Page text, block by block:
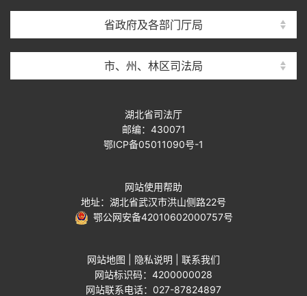
省政府及各部门厅局
市、州、林区司法局
湖北省司法厅
邮编：430071
鄂ICP备05011090号-1
网站使用帮助
地址：湖北省武汉市洪山侧路22号
鄂公网安备42010602000757号
网站地图 隐私说明
联系我们
网站标识码：4200000028
网站联系电话：027-87824897